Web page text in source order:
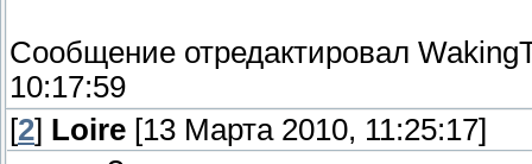
Сообщение отредактировал
10:17:59
[2] Loire [13 Марта 2010, 11:25:17]